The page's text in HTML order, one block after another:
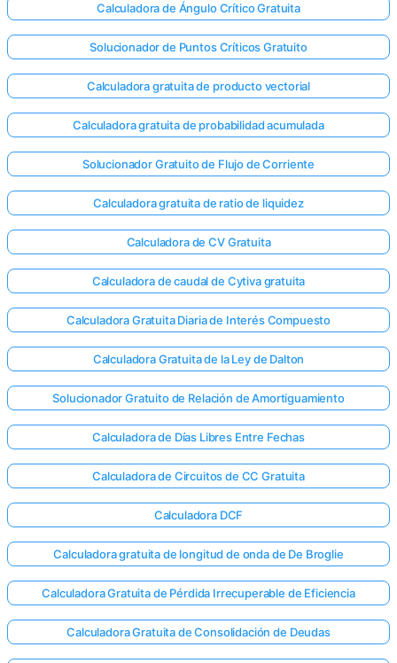
Calculadora de Ángulo Crítico Gratuita
Solucionador de Puntos Críticos Gratuito
Calculadora gratuita de producto vectorial
Calculadora gratuita de probabilidad acumulada
Solucionador Gratuito de Flujo de Corriente
Calculadora gratuita de ratio de liquidez
Calculadora de CV Gratuita
Calculadora de caudal de Cytiva gratuita
Calculadora Gratuita Diaria de Interés Compuesto
Calculadora Gratuita de la Ley de Dalton
Solucionador Gratuito de Relación de Amortiguamiento
Calculadora de Días Libres Entre Fechas
Calculadora de Circuitos de CC Gratuita
Calculadora DCF
Calculadora gratuita de longitud de onda de De Broglie
Calculadora Gratuita de Pérdida Irrecuperable de Eficiencia
Calculadora Gratuita de Consolidación de Deudas